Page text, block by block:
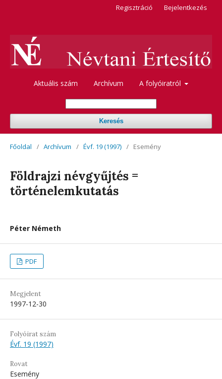
Aktuális szám Archívum A folyóiratról
Keresés
Regisztráció Bejelentkezés
Főoldal / Archívum / Évf. 19 (1997) / Esemény
Földrajzi névgyűjtés =
történelemkutatás
Péter Németh
PDF
Megjelent
1997-12-30
Folyóirat szám
Évf. 19 (1997)
Rovat
Esemény